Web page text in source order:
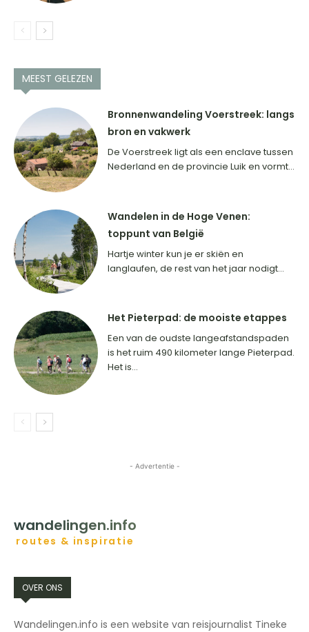
MEEST GELEZEN
Bronnenwandeling Voerstreek: langs
bron en vakwerk
De Voerstreek ligt als een enclave tussen
Nederland en de provincie Luik en vormt...
Wandelen in de Hoge Venen:
toppunt van België
Hartje winter kun je er skiën en
langlaufen, de rest van het jaar nodigt...
Het Pieterpad: de mooiste etappes
Een van de oudste langeafstandspaden
is het ruim 490 kilometer lange Pieterpad.
Het is...
- Advertentie -
wandelingen.info
routes & inspiratie
OVER ONS
Wandelingen.info is een website van reisjournalist Tineke